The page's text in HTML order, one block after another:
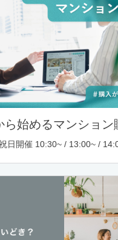
ら始めるマンション